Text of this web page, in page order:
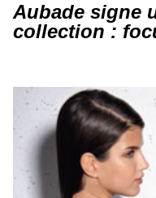
Aubade signe
collection :